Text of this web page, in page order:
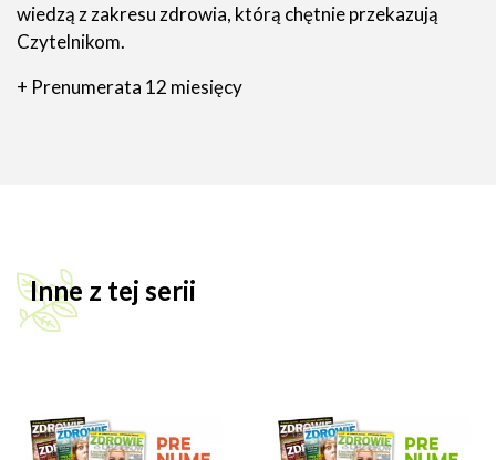
wiedzą z zakresu zdrowia, którą chętnie przekazują
Czytelnikom.
+ Prenumerata 12 miesięcy
Inne z tej serii